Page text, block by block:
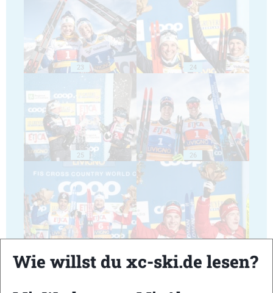
23 24
25 26
Wie willst du xc-ski.de lesen?